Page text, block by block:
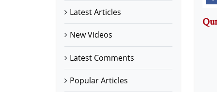
Latest Articles
New Videos
Latest Comments
Popular Articles